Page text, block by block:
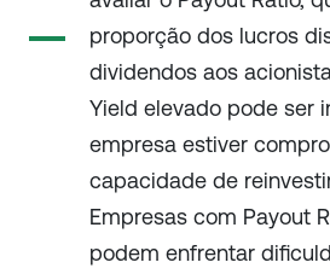
proporção dos lucros
dividendos aos
Yield elevado pode ser
empresa estiver
capacidade de
Empresas com Payout
podem enfrentar